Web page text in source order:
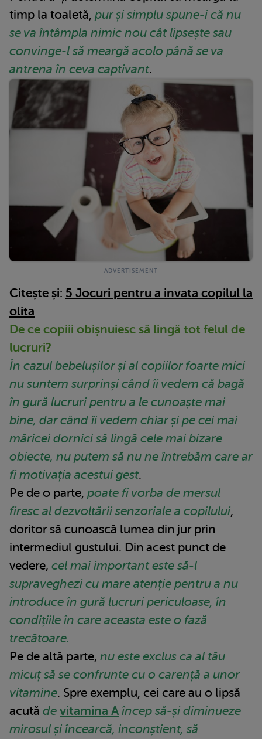
timp la toaletă, pur și simplu spune-i că nu
se va întâmpla nimic nou cât lipsește sau
convinge-l să meargă acolo până se va
antrena în ceva captivant.
Citește și: 5 Jocuri pentru a invata copilul la
olita
De ce copiii obișnuiesc să lingă tot felul de
lucruri?
În cazul bebelușilor și al copiilor foarte mici
nu suntem surprinși când îi vedem că bagă
în gură lucruri pentru a le cunoaște mai
bine, dar când îi vedem chiar și pe cei mai
măricei dornici să lingă cele mai bizare
obiecte, nu putem să nu ne întrebăm care ar
fi motivația acestui gest.
Pe de o parte, poate fi vorba de mersul
firesc al dezvoltării senzoriale a copilului,
doritor să cunoască lumea din jur prin
intermediul gustului. Din acest punct de
vedere, cel mai important este să-l
supraveghezi cu mare atenție pentru a nu
introduce în gură lucruri periculoase, în
condițiile în care aceasta este o fază
trecătoare.
Pe de altă parte, nu este exclus ca al tău
micuț să se confrunte cu o carență a unor
vitamine. Spre exemplu, cei care au o lipsă
acută de vitamina A încep să-și diminueze
mirosul și încearcă, inconștient, să